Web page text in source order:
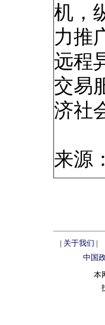
机，
力推
远程
交易
济社
来源
| 关于我们 |
中国
本